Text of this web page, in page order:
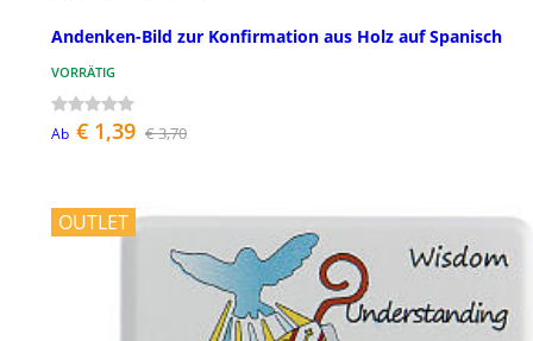
Andenken-Bild zur Konfirmation aus Holz auf Spanisch
VORRÄTIG
Ab € 1,39 € 3,70
OUTLET